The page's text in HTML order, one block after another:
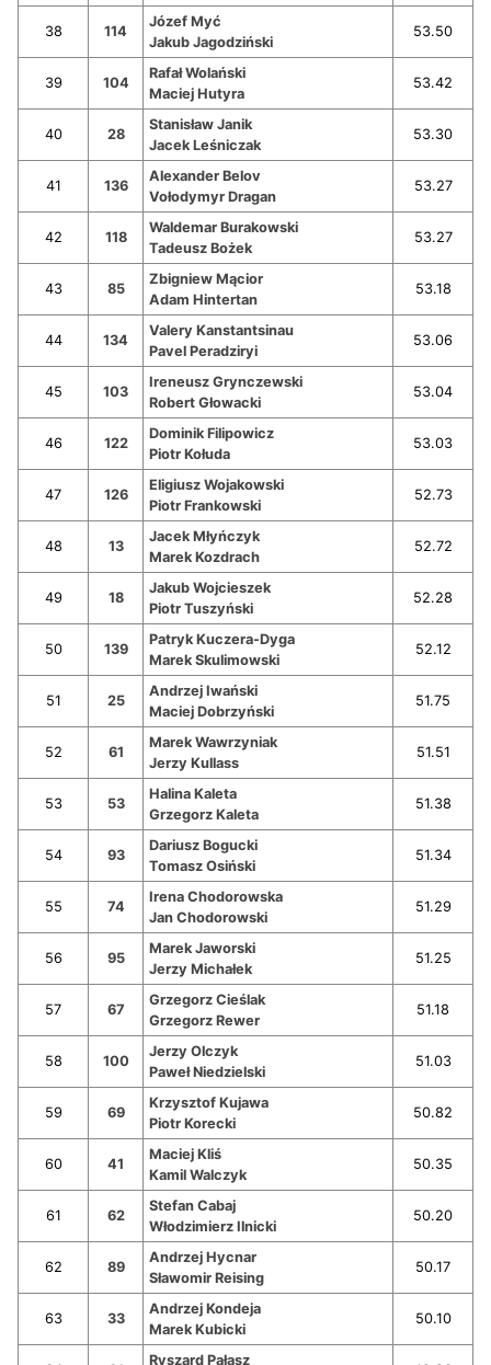
38 114
Józef Myć
Jakub Jagodziński
53.50
39 104
Rafał Wolański
Maciej Hutyra
53.42
40 28
Stanisław Janik
Jacek Leśniczak
53.30
41 136
Alexander Belov
Vołodymyr Dragan
53.27
42 118
Waldemar Burakowski
Tadeusz Bożek
53.27
43 85
Zbigniew Mącior
Adam Hintertan
53.18
44 134
Valery Kanstantsinau
Pavel Peradziryi
53.06
45 103
Ireneusz Grynczewski
Robert Głowacki
53.04
46 122
Dominik Filipowicz
Piotr Kołuda
53.03
47 126
Eligiusz Wojakowski
Piotr Frankowski
52.73
48 13
Jacek Młyńczyk
Marek Kozdrach
52.72
49 18
Jakub Wojcieszek
Piotr Tuszyński
52.28
50 139
Patryk Kuczera-Dyga
Marek Skulimowski
52.12
51 25
Andrzej Iwański
Maciej Dobrzyński
51.75
52 61
Marek Wawrzyniak
Jerzy Kullass
51.51
53 53
Halina Kaleta
Grzegorz Kaleta
51.38
54 93
Dariusz Bogucki
Tomasz Osiński
51.34
55 74
Irena Chodorowska
Jan Chodorowski
51.29
56 95
Marek Jaworski
Jerzy Michałek
51.25
57 67
Grzegorz Cieślak
Grzegorz Rewer
51.18
58 100
Jerzy Olczyk
Paweł Niedzielski
51.03
59 69
Krzysztof Kujawa
Piotr Korecki
50.82
60 41
Maciej Kliś
Kamil Walczyk
50.35
61 62
Stefan Cabaj
Włodzimierz Ilnicki
50.20
62 89
Andrzej Hycnar
Sławomir Reising
50.17
63 33
Andrzej Kondeja
Marek Kubicki
50.10
Ryszard Pałasz